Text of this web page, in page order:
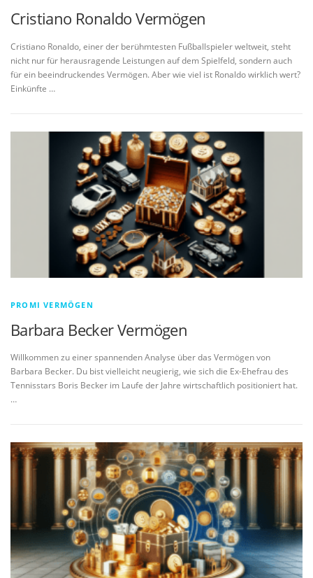
Cristiano Ronaldo Vermögen
Cristiano Ronaldo, einer der berühmtesten Fußballspieler weltweit, steht
nicht nur für herausragende Leistungen auf dem Spielfeld, sondern auch
für ein beeindruckendes Vermögen. Aber wie viel ist Ronaldo wirklich wert?
Einkünfte …
PROMI VERMÖGEN
Barbara Becker Vermögen
Willkommen zu einer spannenden Analyse über das Vermögen von
Barbara Becker. Du bist vielleicht neugierig, wie sich die Ex-Ehefrau des
Tennisstars Boris Becker im Laufe der Jahre wirtschaftlich positioniert hat.
…